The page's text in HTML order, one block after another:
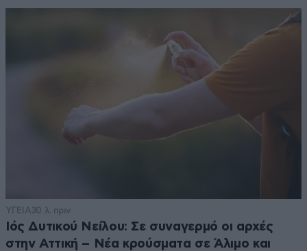
ΥΓΕΙΑ30 λ. πριν
Ιός Δυτικού Νείλου: Σε συναγερμό οι αρχές
στην Αττική – Νέα κρούσματα σε Άλιμο και